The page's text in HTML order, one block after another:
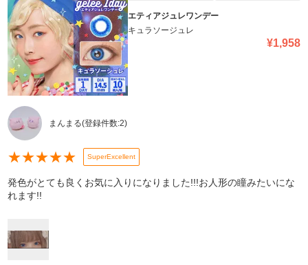
エティアジュレワンデー
キュラソージュレ
¥1,958
まんまる(登録件数:2)
★★★★★ SuperExcellent
発色がとても良くお気に入りになりました!!!お人形の瞳みたいにな
れます!!